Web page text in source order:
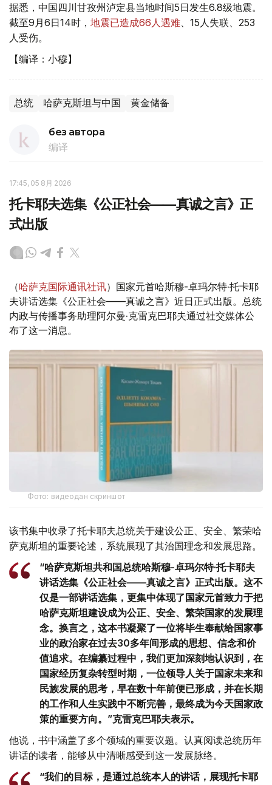
据悉，中国四川甘孜州泸定县当地时间5日发生6.8级地震。
截至9月6日14时， 地震已造成66人遇难 、15人失联、253
人受伤。
【编译：小穆】
总统 哈萨克斯坦与中国 黄金储备
без автора
编译
17:45, 05 8月 2026
托卡耶夫选集《公正社会——真诚之言》正
式出版
（哈萨克国际通讯社讯）国家元首哈斯穆-卓玛尔特·托卡耶
夫讲话选集《公正社会——真诚之言》近日正式出版。总统
内政与传播事务助理阿尔曼·克雷克巴耶夫通过社交媒体公
布了这一消息。
Фото: видеодан скриншот
该书集中收录了托卡耶夫总统关于建设公正、安全、繁荣哈
萨克斯坦的重要论述，系统展现了其治国理念和发展思路。
“哈萨克斯坦共和国总统哈斯穆-卓玛尔特·托卡耶夫
讲话选集《公正社会——真诚之言》正式出版。这不
仅是一部讲话选集，更集中体现了国家元首致力于把
哈萨克斯坦建设成为公正、安全、繁荣国家的发展理
念。换言之，这本书凝聚了一位将毕生奉献给国家事
业的政治家在过去30多年间形成的思想、信念和价
值追求。在编纂过程中，我们更加深刻地认识到，在
国家经历复杂转型时期，一位领导人关于国家未来和
民族发展的思考，早在数十年前便已形成，并在长期
的工作和人生实践中不断完善，最终成为今天国家政
策的重要方向。”克雷克巴耶夫表示。
他说，书中涵盖了多个领域的重要议题。认真阅读总统历年
讲话的读者，能够从中清晰感受到这一发展脉络。
“我们的目标，是通过总统本人的讲话，展现托卡耶